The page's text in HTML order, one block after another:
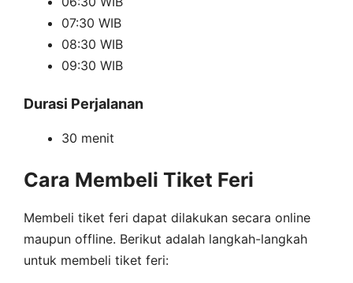
07:30 WIB
08:30 WIB
09:30 WIB
Durasi Perjalanan
30 menit
Cara Membeli Tiket Feri
Membeli tiket feri dapat dilakukan secara online
maupun offline. Berikut adalah langkah-langkah
untuk membeli tiket feri: